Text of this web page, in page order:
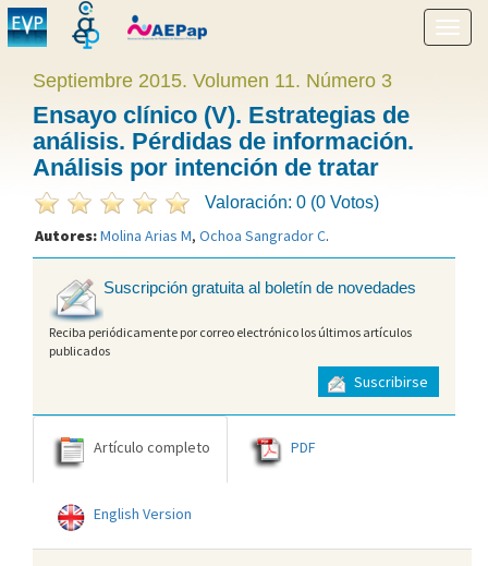
menú
Septiembre 2015. Volumen 11. Número 3
Ensayo clínico (V). Estrategias de
análisis. Pérdidas de información.
Análisis por intención de tratar
Valoración: 0 (0 Votos)
Autores:Molina Arias M, Ochoa Sangrador C.
Suscripción gratuita al boletín de novedades
Reciba periódicamente por correo electrónico los últimos artículos
publicados
Suscribirse
Artículo completo PDF
English Version